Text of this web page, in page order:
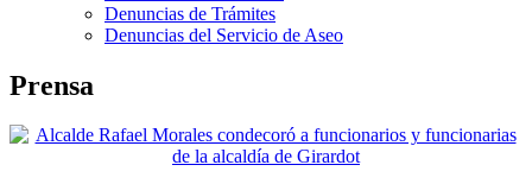
Denuncias de Trámites
Denuncias del Servicio de Aseo
Prensa